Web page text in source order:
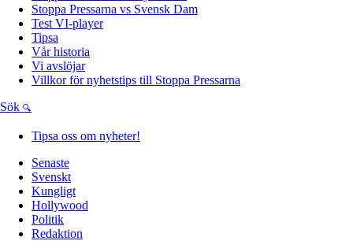
Stoppa Pressarna vs Svensk Dam
Test VI-player
Tipsa
Vår historia
Vi avslöjar
Villkor för nyhetstips till Stoppa Pressarna
Sök
Tipsa oss om nyheter!
Senaste
Svenskt
Kungligt
Hollywood
Politik
Redaktion